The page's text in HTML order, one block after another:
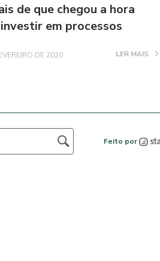
de que chegou a hora
em processos
DE 2020 LER MAIS
Feito por